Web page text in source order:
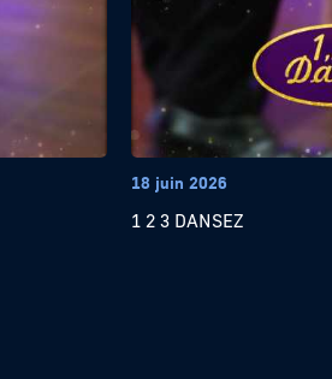
18 juin 2026
1 2 3 DANSEZ